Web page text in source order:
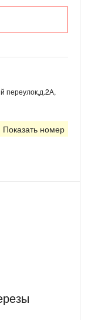
переулок,д.2А,
Показать номер